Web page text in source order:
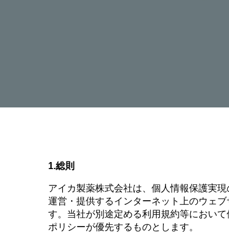
1.総則
アイカ製薬株式会社は、個人情報保護実
運営・提供するインターネット上のウェ
す。当社が別途定める利用規約等におい
ポリシーが優先するものとします。